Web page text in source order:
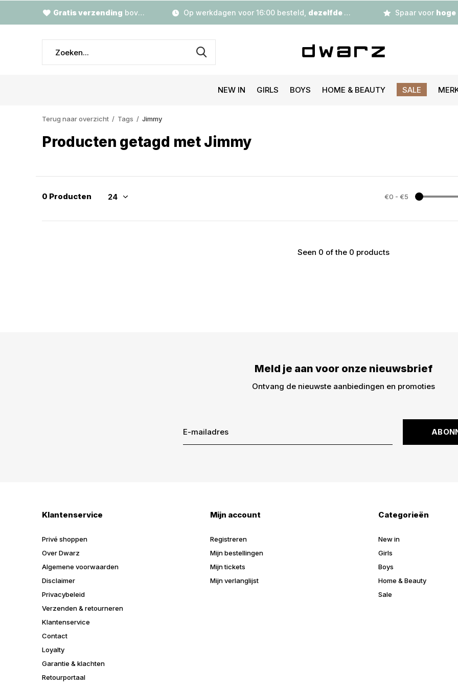
NEW IN GIRLS BOYS HOME & BEAUTY SALE
Gratis verzending boven €79,- Op werkdagen voor 16:00 besteld, dezelfde dag verzondenSpaar voor hoge korting
Terug naar overzicht Tags Jimmy
Producten getagd met Jimmy
0 Producten €0 - €5
Seen 0 of the 0 products
Meld je aan voor onze nieuwsbrief
Ontvang de nieuwste aanbiedingen en promoties
Klantenservice
Privé shoppen
Over Dwarz
Algemene voorwaarden
Disclaimer
Privacybeleid
Verzenden & retourneren
Klantenservice
Contact
Loyalty
Garantie & klachten
Retourportaal
Mijn account
Registreren
Mijn bestellingen
Mijn tickets
Mijn verlanglijst
Categorieën
New in
Girls
Boys
Home & Beauty
Sale